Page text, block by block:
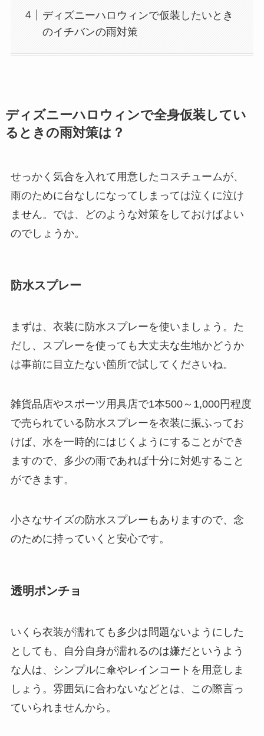
ディズニーハロウィンで仮装したいとき
のイチバンの雨対策
ディズニーハロウィンで全身仮装してい
るときの雨対策は？
せっかく気合を入れて用意したコスチュームが、
雨のために台なしになってしまっては泣くに泣け
ません。では、どのような対策をしておけばよい
のでしょうか。
防水スプレー
まずは、衣装に防水スプレーを使いましょう。た
だし、スプレーを使っても大丈夫な生地かどうか
は事前に目立たない箇所で試してくださいね。
雑貨品店やスポーツ用具店で1本500～1,000円程度
で売られている防水スプレーを衣装に振ふってお
けば、水を一時的にはじくようにすることができ
ますので、 多少の雨であれば十分に対処すること
ができます。
小さなサイズの防水スプレーもありますので、念
のために持っていくと安心です。
透明ポンチョ
いくら衣装が濡れても多少は問題ないようにした
としても、自分自身が濡れるのは嫌だというよう
な人は、シンプルに傘やレインコートを用意しま
しょう。雰囲気に合わないなどとは、この際言っ
ていられませんから。